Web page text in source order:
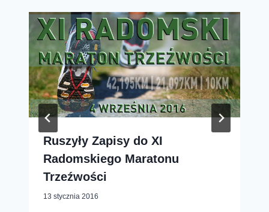
Ruszyły Zapisy do XI
Radomskiego Maratonu
Trzeźwości
13 stycznia 2016